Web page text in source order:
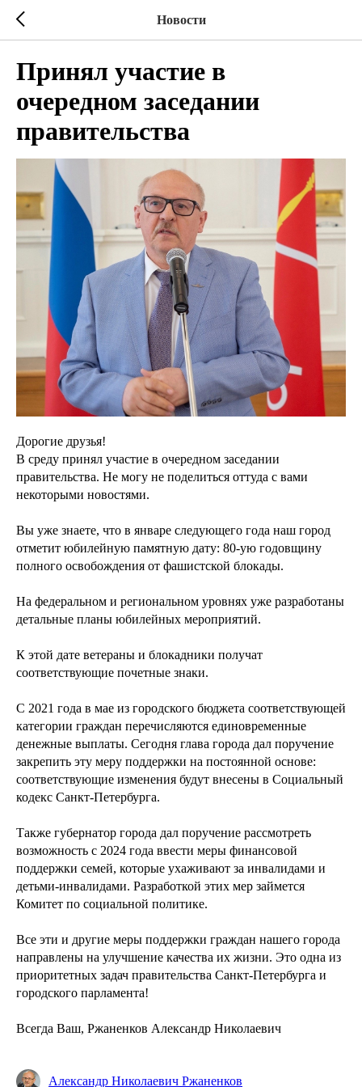
Новости
Принял участие в
очередном заседании
правительства
Дорогие друзья!
В среду принял участие в очередном заседании
правительства. Не могу не поделиться оттуда с вами
некоторыми новостями.
Вы уже знаете, что в январе следующего года наш город
отметит юбилейную памятную дату: 80-ую годовщину
полного освобождения от фашистской блокады.
На федеральном и региональном уровнях уже разработаны
детальные планы юбилейных мероприятий.
К этой дате ветераны и блокадники получат
соответствующие почетные знаки.
С 2021 года в мае из городского бюджета соответствующей
категории граждан перечисляются единовременные
денежные выплаты. Сегодня глава города дал поручение
закрепить эту меру поддержки на постоянной основе:
соответствующие изменения будут внесены в Социальный
кодекс Санкт-Петербурга.
Также губернатор города дал поручение рассмотреть
возможность с 2024 года ввести меры финансовой
поддержки семей, которые ухаживают за инвалидами и
детьми-инвалидами. Разработкой этих мер займется
Комитет по социальной политике.
Все эти и другие меры поддержки граждан нашего города
направлены на улучшение качества их жизни. Это одна из
приоритетных задач правительства Санкт-Петербурга и
городского парламента!
Всегда Ваш, Ржаненков Александр Николаевич
Александр Николаевич Ржаненков